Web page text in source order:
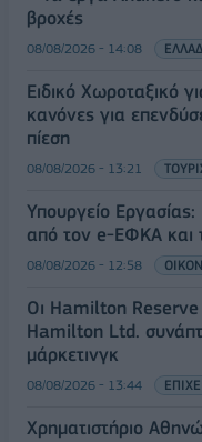
βροχές
08/08/2026 - 14:08
Ειδικό Χωροταξικό
κανόνες για
πίεση
08/08/2026 - 13:21
Υπουργείο
από τον e-ΕΦΚΑ και
08/08/2026 - 12:58
Οι Hamilton
Hamilton Ltd.
μάρκετινγκ
08/08/2026 - 13:44
Χρηματιστήριο